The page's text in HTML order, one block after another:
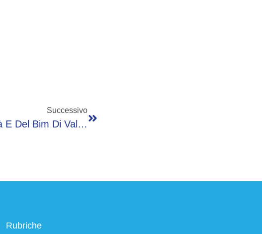
Successivo
Eletto Il Presidente Della Comunità E Del Bim Di Valcamonica
Rubriche